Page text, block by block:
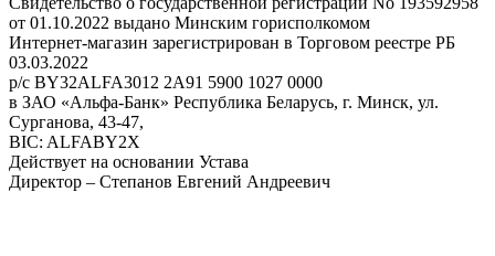
от 01.10.2022 выдано Минским горисполкомом
Интернет-магазин зарегистрирован в Торговом реестре РБ
03.03.2022
р/с BY32ALFA3012 2A91 5900 1027 0000
в ЗАО «Альфа-Банк» Республика Беларусь, г. Минск, ул.
Сурганова, 43-47,
BIC: ALFABY2X
Действует на основании Устава
Директор – Степанов Евгений Андреевич